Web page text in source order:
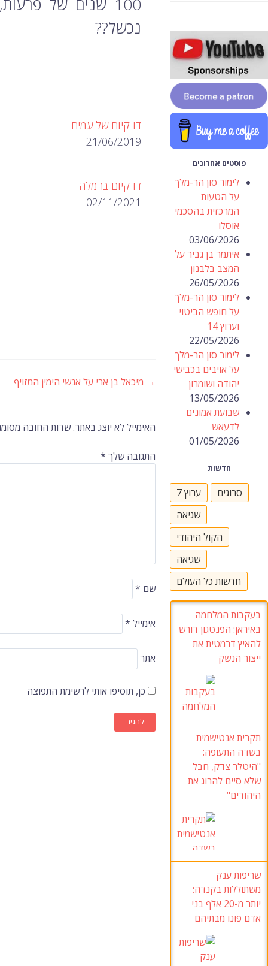
נכשל??
דו קיום של עמים
21/06/2019
דו קיום ברמלה
02/11/2021
ניווט
ברשומות
→ מיכאל בן ארי על אנשי הימין המזויף
האימייל לא יוצג באתר.שדות החובה
התגובה שלך *
שם *
אימייל *
אתר
כן, תוסיפו אותי לרשימת התפוצה
פוסטים אחרונים
לימור סון הר-מלך
על הטעות
המרכזית בהסכמי
אוסלו
03/06/2026
איתמר בן גביר על
המצב בלבנון
26/05/2026
לימור סון הר-מלך
על חופש הביטוי
וערוץ 14
22/05/2026
לימור סון הר-מלך
על אויבים בכבישי
יהודה ושומרון
13/05/2026
שבועת אמונים
לדעאש
01/05/2026
חדשות
ערוץ 7
סרוגים
שגיאה
הקול היהודי
שגיאה
חדשות כל העולם
בעקבות המלחמה
באיראן: הפנטגון דורש
להאיץ דרמטית את
ייצור הנשק
תקרית אנטישמית
בשדה התעופה:
"היטלר צדק, חבל
שלא סיים להרוג את
היהודים"
שריפות ענק
משתוללות בקנדה:
יותר מ-20 אלף בני
אדם פונו מבתיהם